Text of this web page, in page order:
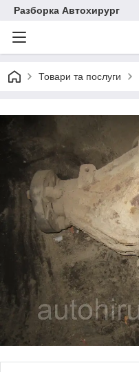
Разборка Автохирург
Товари та послуги